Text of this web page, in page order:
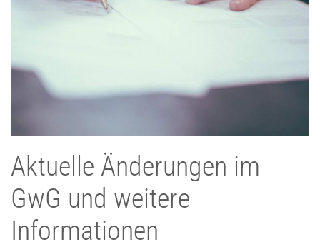
Aktuelle Änderungen im
GwG und weitere
Informationen